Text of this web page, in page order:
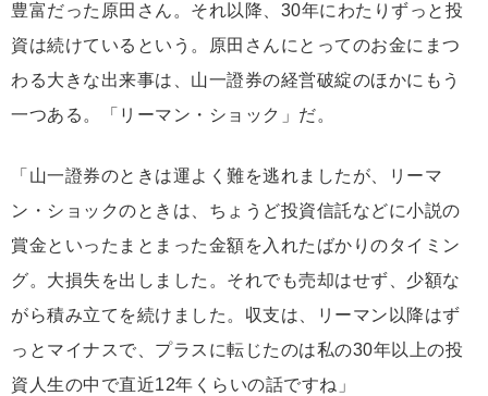
豊富だった原田さん。それ以降、30年にわたりずっと投
資は続けているという。原田さんにとってのお金にまつ
わる大きな出来事は、山一證券の経営破綻のほかにもう
一つある。「リーマン・ショック」だ。
「山一證券のときは運よく難を逃れましたが、リーマ
ン・ショックのときは、ちょうど投資信託などに小説の
賞金といったまとまった金額を入れたばかりのタイミン
グ。大損失を出しました。それでも売却はせず、少額な
がら積み立てを続けました。収支は、リーマン以降はず
っとマイナスで、プラスに転じたのは私の30年以上の投
資人生の中で直近12年くらいの話ですね」